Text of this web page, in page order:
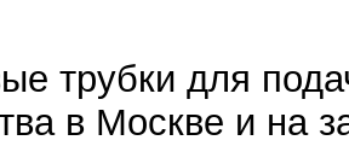
трубки для
в Москве и на